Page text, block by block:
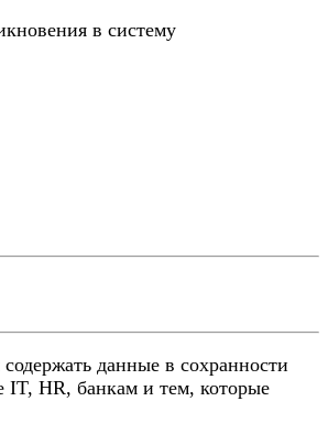
в систему
данные в сохранности
IT, HR, банкам и тем, которые